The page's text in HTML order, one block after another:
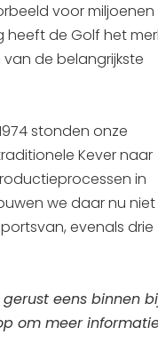
voor miljoenen
heeft de Golf het
de belangrijkste
stonden onze
Kever naar
in
we daar nu niet
evenals drie
eens binnen
om meer